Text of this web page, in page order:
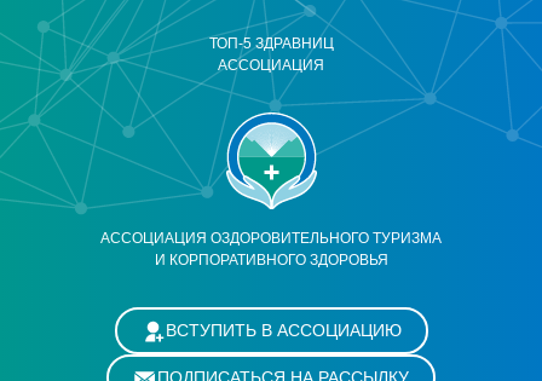
АССОЦИАЦИЯ ОЗДОРОВИТЕЛЬНОГО ТУРИЗМА
И КОРПОРАТИВНОГО ЗДОРОВЬЯ
ТОП-5 ЗДРАВНИЦ
АССОЦИАЦИЯ
ВСТУПИТЬ В АССОЦИАЦИЮ